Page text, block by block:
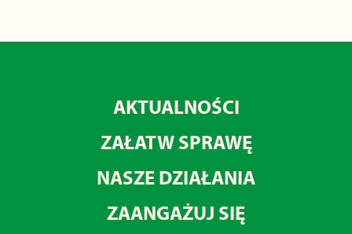
AKTUALNOŚCI
ZAŁATW SPRAWĘ
NASZE DZIAŁANIA
ZAANGAŻUJ SIĘ